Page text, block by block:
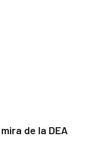
de la DEA